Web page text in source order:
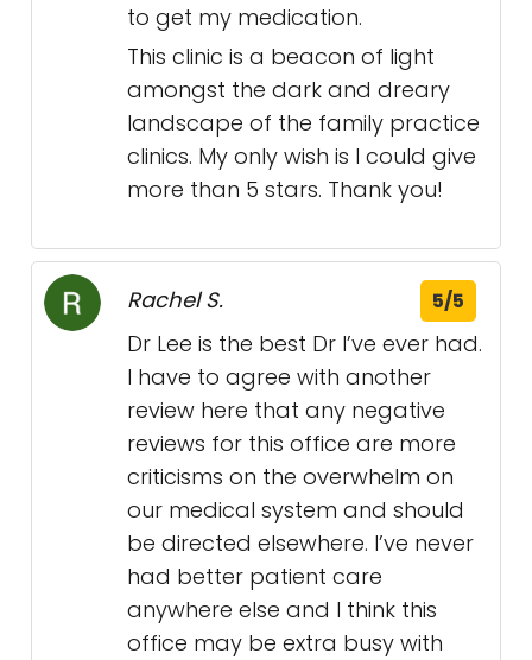
to get my medication.
This clinic is a beacon of light
amongst the dark and dreary
landscape of the family practice
clinics. My only wish is I could give
more than 5 stars. Thank you!
Rachel S. 5/5
Dr Lee is the best Dr I’ve ever had.
I have to agree with another
review here that any negative
reviews for this office are more
criticisms on the overwhelm on
our medical system and should
be directed elsewhere. I’ve never
had better patient care
anywhere else and I think this
office may be extra busy with